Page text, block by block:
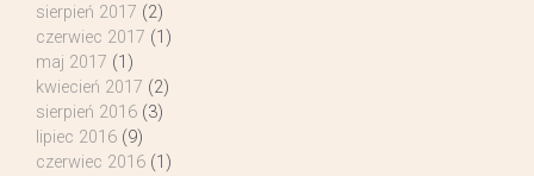
sierpień 2017 (2)
czerwiec 2017 (1)
maj 2017 (1)
kwiecień 2017 (2)
sierpień 2016 (3)
lipiec 2016 (9)
czerwiec 2016 (1)